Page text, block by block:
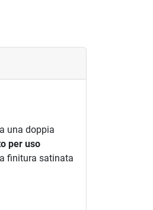
una doppia
per uso
finitura satinata